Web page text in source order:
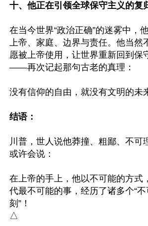
十、他正在引领全球保守主义的复
在当今世界“政治正确”的迷雾中，
上帝、家庭、边界与责任。他当然
愿被上帝使用，让世界重新回到保
——再次记起那句古老的真理：
没有信仰的自由，就没有文明的未
结语：
川普，世人说他莽撞、粗鄙、不
或许会说：
在上帝的手上，他以不可能的方式
代最不可能的事，经历了诸多个“
刻”！